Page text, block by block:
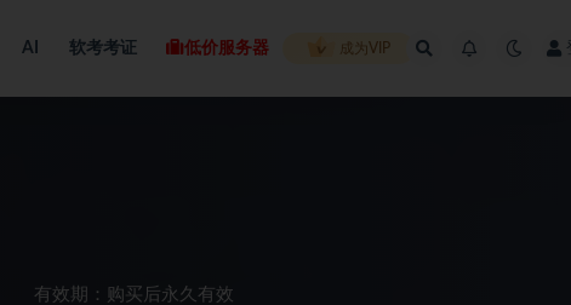
AI 软考考证 低价服务器 成为VIP
有效期：购买后永久有效